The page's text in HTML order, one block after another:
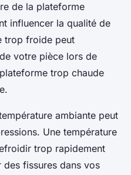
de la plateforme
influencer la qualité de
trop froide peut
votre pièce lors de
trop chaude
ambiante peut
Une température
trop rapidement
fissures dans vos